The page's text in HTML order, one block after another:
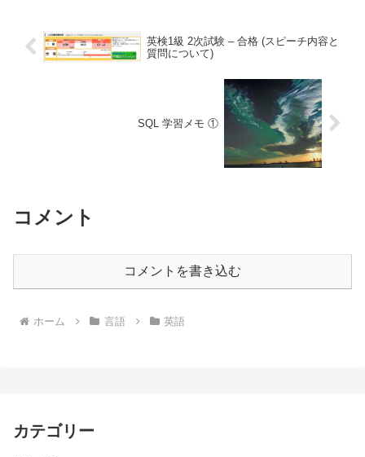
英検1級 2次試験 – 合格 (スピーチ内容と
質問について)
SQL 学習メモ ①
コメント
コメントを書き込む
ホーム 言語 英語
カテゴリー